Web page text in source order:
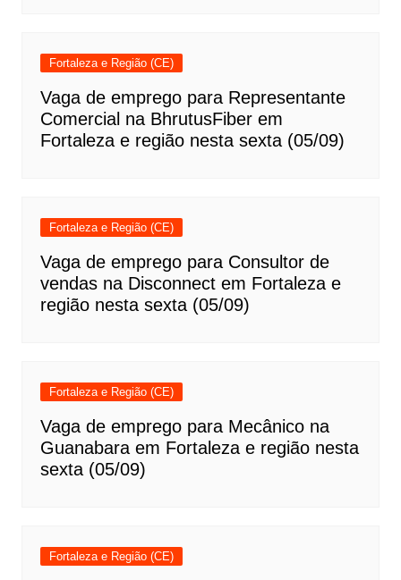
Fortaleza e Região (CE)
Vaga de emprego para Representante
Comercial na BhrutusFiber em
Fortaleza e região nesta sexta (05/09)
Fortaleza e Região (CE)
Vaga de emprego para Consultor de
vendas na Disconnect em Fortaleza e
região nesta sexta (05/09)
Fortaleza e Região (CE)
Vaga de emprego para Mecânico na
Guanabara em Fortaleza e região nesta
sexta (05/09)
Fortaleza e Região (CE)